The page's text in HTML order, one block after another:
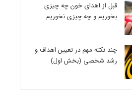
قبل از اهدای خون چه چیزی
بخوریم و چه چیزی نخوریم
چند نکته مهم در تعیین اهداف و
رشد شخصی (بخش اول)